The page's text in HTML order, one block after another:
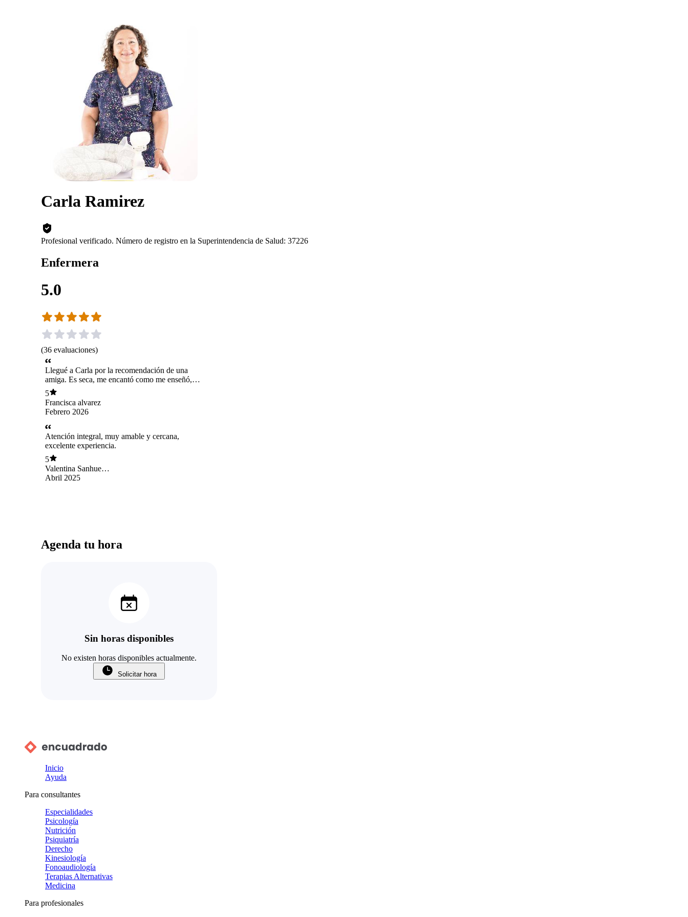
Carla Ramirez
Profesional verificado. Número de registro en la Superintendencia de Salud: 37226
Enfermera
5.0
(36 evaluaciones)
Llegué a Carla por la recomendación de una
amiga. Es seca, me encantó como me enseñó, se
dio el tiempo para explicar para que
practicáramos y para responder todas mis
consultas. La mega recomiendo!
5
Francisca alvarez
Febrero 2026
Atención integral, muy amable y cercana,
excelente experiencia.
5
Valentina Sanhueza
Morales
Abril 2025
Agenda tu hora
Sin horas disponibles
No existen horas disponibles actualmente.
Solicitar hora
Inicio
Ayuda
Para consultantes
Especialidades
Psicología
Nutrición
Psiquiatría
Derecho
Kinesiología
Fonoaudiología
Terapias Alternativas
Medicina
Para profesionales